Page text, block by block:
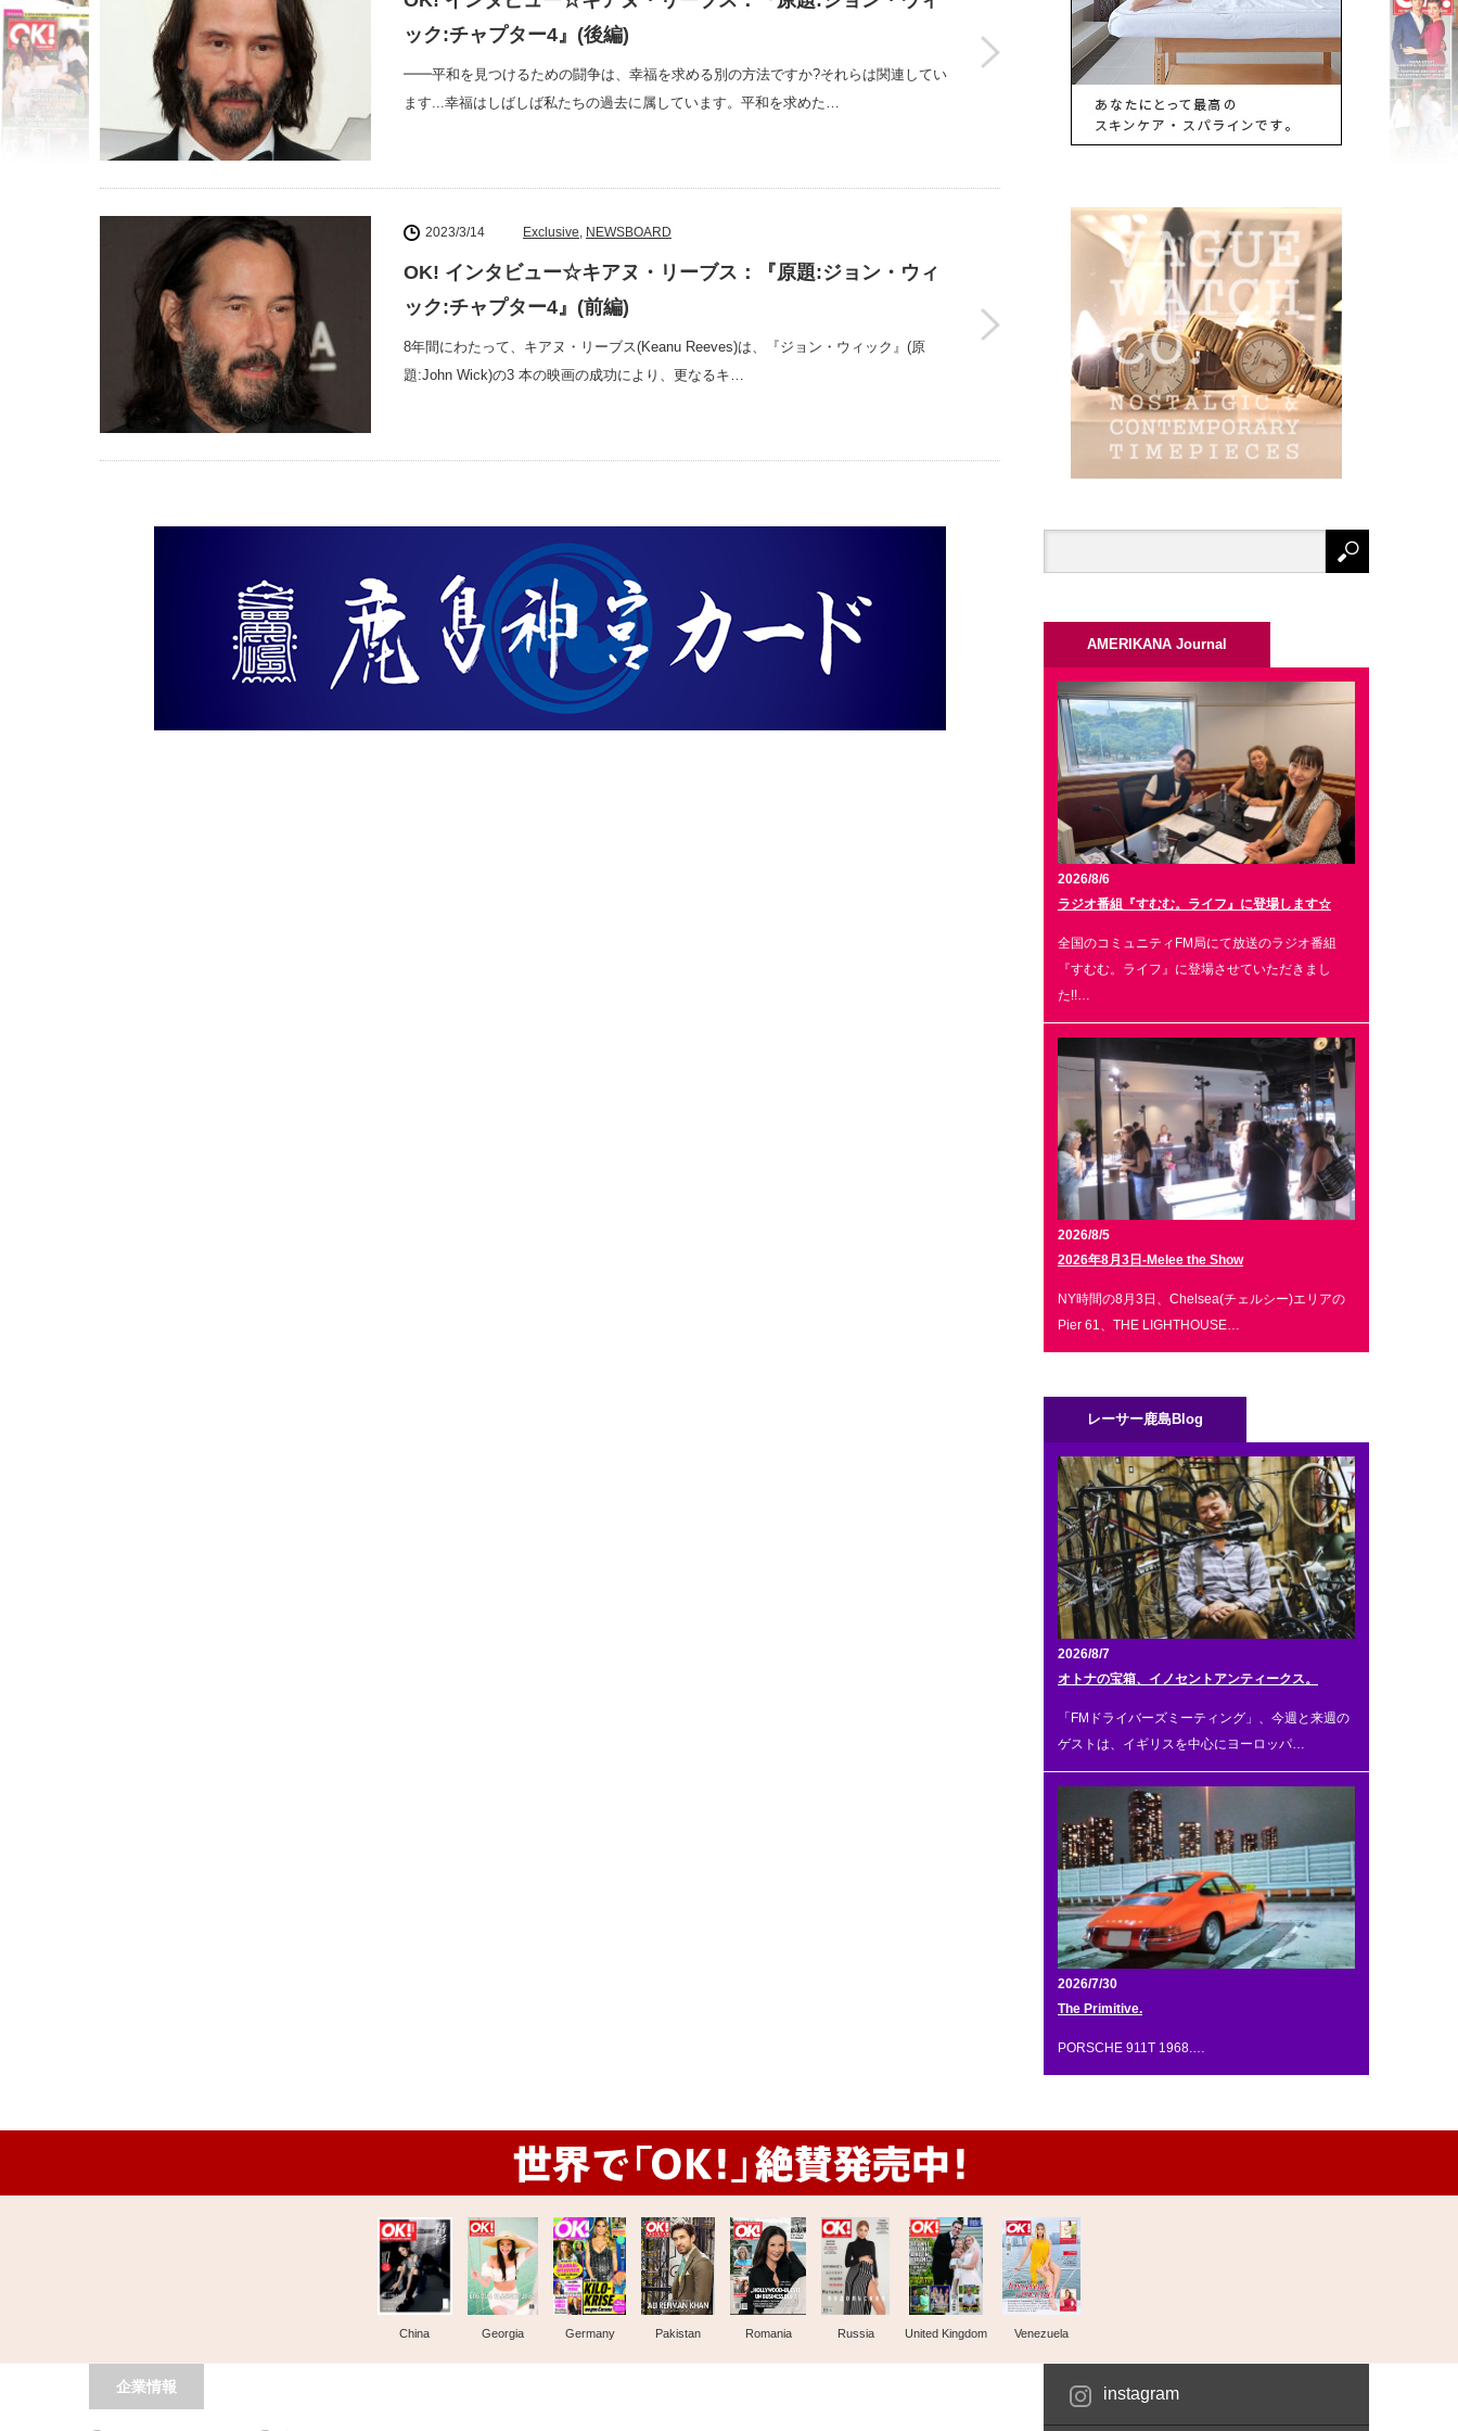
ック:チャプター4』(後編)
━━平和を見つけるための闘争は、幸福を求める別の方法ですか?それらは関連してい
ます...幸福はしばしば私たちの過去に属しています。平和を求めた…
2023/3/14 Exclusive, NEWSBOARD
OK! インタビュー☆キアヌ・リーブス：『原題:ジョン・ウィ
ック:チャプター4』(前編)
8年間にわたって、キアヌ・リーブス(Keanu Reeves)は、『ジョン・ウィック』(原
題:John Wick)の3 本の映画の成功により、更なるキ…
AMERIKANA Journal
2026/8/6
ラジオ番組『すむむ。ライフ』に登場します☆
全国のコミュニティFM局にて放送のラジオ番組
『すむむ。ライフ』に登場させていただきまし
た!!…
2026/8/5
2026年8月3日-Melee the Show
NY時間の8月3日、Chelsea(チェルシー)エリアの
Pier 61、THE LIGHTHOUSE…
レーサー鹿島Blog
2026/8/7
オトナの宝箱、イノセントアンティークス。
「FMドライバーズミーティング」、今週と来週の
ゲストは、イギリスを中心にヨーロッパ…
2026/7/30
The Primitive.
PORSCHE 911T 1968.…
China Georgia Germany Pakistan Romania Russia United Kingdom Venezuela
企業情報 instagram